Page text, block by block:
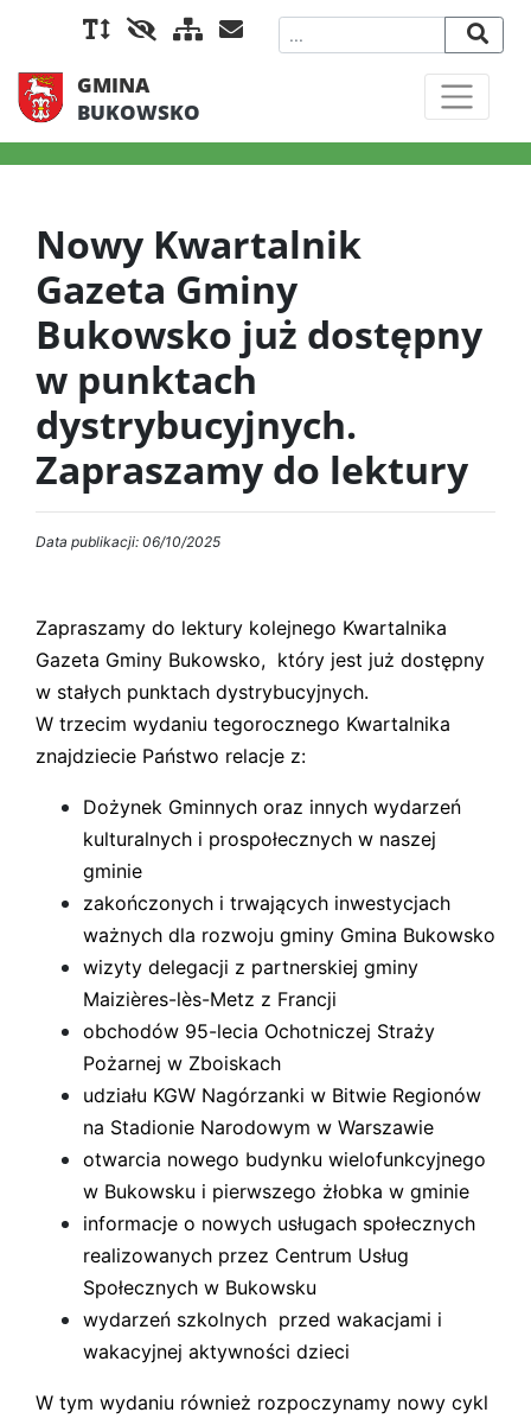
GMINA
BUKOWSKO
Nowy Kwartalnik
Gazeta Gminy
Bukowsko już dostępny
w punktach
dystrybucyjnych.
Zapraszamy do lektury
Data publikacji: 06/10/2025
Zapraszamy do lektury kolejnego Kwartalnika
Gazeta Gminy Bukowsko, który jest już dostępny
w stałych punktach dystrybucyjnych.
W trzecim wydaniu tegorocznego Kwartalnika
znajdziecie Państwo relacje z:
Dożynek Gminnych oraz innych wydarzeń
kulturalnych i prospołecznych w naszej
gminie
zakończonych i trwających inwestycjach
ważnych dla rozwoju gminy Gmina Bukowsko
wizyty delegacji z partnerskiej gminy
Maizières-lès-Metz z Francji
obchodów 95-lecia Ochotniczej Straży
Pożarnej w Zboiskach
udziału KGW Nagórzanki w Bitwie Regionów
na Stadionie Narodowym w Warszawie
otwarcia nowego budynku wielofunkcyjnego
w Bukowsku i pierwszego żłobka w gminie
informacje o nowych usługach społecznych
realizowanych przez Centrum Usług
Społecznych w Bukowsku
wydarzeń szkolnych przed wakacjami i
wakacyjnej aktywności dzieci
W tym wydaniu również rozpoczynamy nowy cykl